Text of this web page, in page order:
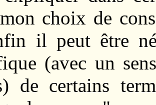
choix de
il peut être
(avec un
de certains